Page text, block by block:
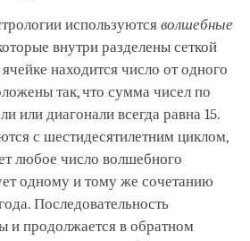
используются волшебные
внутри разделены сеткой
находится число от одного
так, что сумма чисел по
или диагонали всегда равна 15.
с шестидесятилетним циклом,
любое число волшебного
одному и тому же сочетанию
Последовательность
и продолжается в обратном